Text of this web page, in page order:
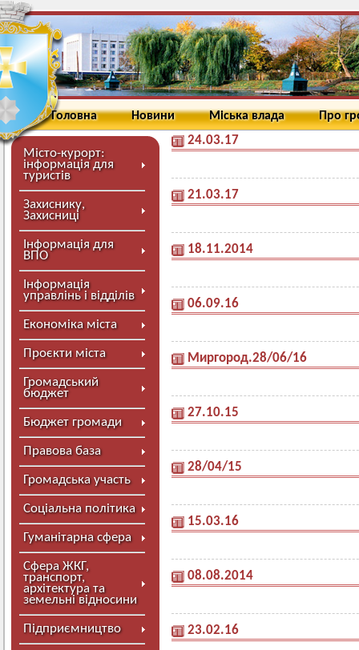
Головна Новини Міська влада Про
Місто-курорт:
інформація для
туристів
Захиснику,
Захисниці
Інформація для
ВПО
Інформація
управлінь і відділів
Економіка міста
Проєкти міста
Громадський
бюджет
Бюджет громади
Правова база
Громадська участь
Соціальна політика
Гуманітарна сфера
Сфера ЖКГ,
транспорт,
архітектура та
земельні відносини
Підприємництво
24.03.17
21.03.17
18.11.2014
06.09.16
Миргород.28/06/16
27.10.15
28/04/15
15.03.16
08.08.2014
23.02.16